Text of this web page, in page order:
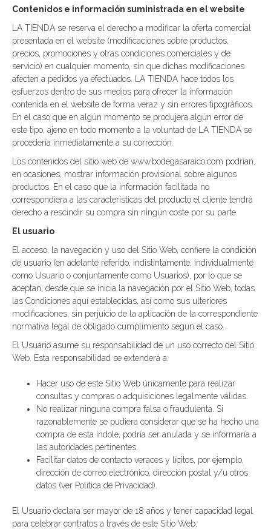
Contenidos e información suministrada en el website
LA TIENDA se reserva el derecho a modificar la oferta comercial
presentada en el website (modificaciones sobre productos,
precios, promociones y otras condiciones comerciales y de
servicio) en cualquier momento, sin que dichas modificaciones
afecten a pedidos ya efectuados. LA TIENDA hace todos los
esfuerzos dentro de sus medios para ofrecer la información
contenida en el website de forma veraz y sin errores tipográficos.
En el caso que en algún momento se produjera algún error de
este tipo, ajeno en todo momento a la voluntad de LA TIENDA se
procedería inmediatamente a su corrección.
Los contenidos del sitio web de www.bodegasaraico.com podrían,
en ocasiones, mostrar información provisional sobre algunos
productos. En el caso que la información facilitada no
correspondiera a las características del producto el cliente tendrá
derecho a rescindir su compra sin ningún coste por su parte.
El usuario
El acceso, la navegación y uso del Sitio Web, confiere la condición
de usuario (en adelante referido, indistintamente, individualmente
como Usuario o conjuntamente como Usuarios), por lo que se
aceptan, desde que se inicia la navegación por el Sitio Web, todas
las Condiciones aquí establecidas, así como sus ulteriores
modificaciones, sin perjuicio de la aplicación de la correspondiente
normativa legal de obligado cumplimiento según el caso.
El Usuario asume su responsabilidad de un uso correcto del Sitio
Web. Esta responsabilidad se extenderá a:
Hacer uso de este Sitio Web únicamente para realizar
consultas y compras o adquisiciones legalmente válidas.
No realizar ninguna compra falsa o fraudulenta. Si
razonablemente se pudiera considerar que se ha hecho una
compra de esta índole, podría ser anulada y se informaría a
las autoridades pertinentes.
Facilitar datos de contacto veraces y lícitos, por ejemplo,
dirección de correo electrónico, dirección postal y/u otros
datos (ver Política de Privacidad).
El Usuario declara ser mayor de 18 años y tener capacidad legal
para celebrar contratos a través de este Sitio Web.